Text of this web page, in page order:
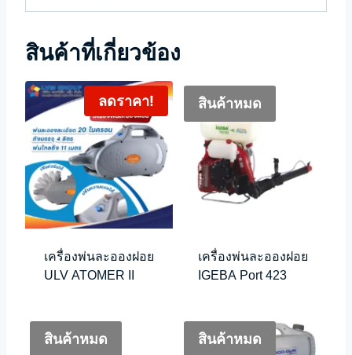
สินค้าที่เกี่ยวข้อง
ลดราคา!
เครื่องพ่นละอองฝอย
ULV ATOMER II
สินค้าหมด
เครื่องพ่นละอองฝอย
IGEBA Port 423
สินค้าหมด สินค้าหมด